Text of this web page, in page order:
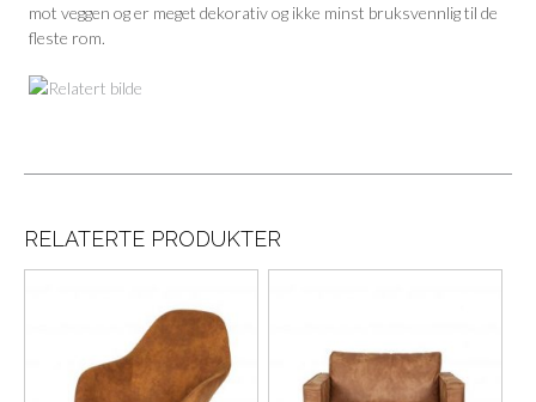
mot veggen og er meget dekorativ og ikke minst bruksvennlig til de
fleste rom.
RELATERTE PRODUKTER